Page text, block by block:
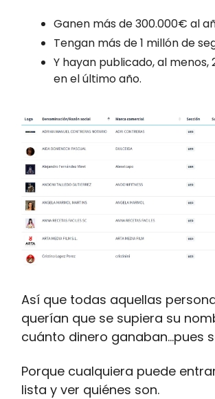
Ganen más de 300.000€ al
Tengan más de 1 millón de
Y hayan publicado, al menos,
en el último año.
Así que todas aquellas
querían que se supiera su
cuánto dinero ganaban…pues
Porque cualquiera puede
lista y ver quiénes son.